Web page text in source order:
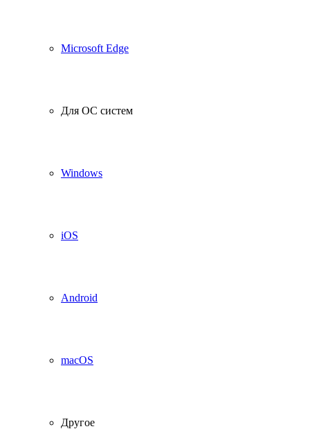
Microsoft Edge
Для ОС систем
Windows
iOS
Android
macOS
Другое